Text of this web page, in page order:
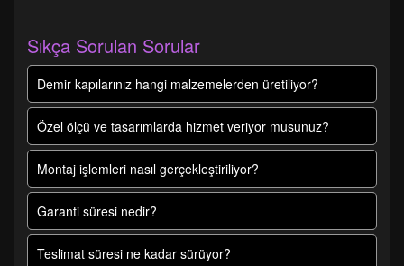
Sıkça Sorulan Sorular
Demir kapılarınız hangi malzemelerden üretiliyor?
Özel ölçü ve tasarımlarda hizmet veriyor musunuz?
Montaj işlemleri nasıl gerçekleştiriliyor?
Garanti süresi nedir?
Teslimat süresi ne kadar sürüyor?